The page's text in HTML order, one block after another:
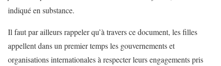
indiqué en substance.
Il faut par ailleurs rappeler qu’à travers ce document, les filles
appellent dans un premier temps les gouvernements et
organisations internationales à respecter leurs engagements pris